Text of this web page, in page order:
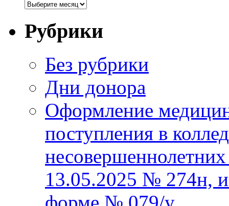
Рубрики
Без рубрики
Дни донора
Оформление
поступления в
13.05.2025 № 274н,